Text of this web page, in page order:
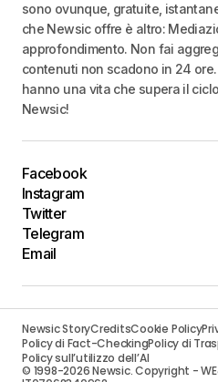
sono ovunque, gratuite,
che Newsic offre è altro:
approfondimento. Non fai
contenuti non scadono in 24
hanno una vita che supera il
Newsic!
Facebook
Instagram
Twitter
Telegram
Email
Newsic StoryCreditsCookie Policy
Policy di Fact-CheckingPolicy di
Policy sull’utilizzo dell’AI
© 1998-2026 Newsic. Copyright -